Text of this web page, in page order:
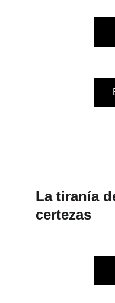
La tiranía
certezas